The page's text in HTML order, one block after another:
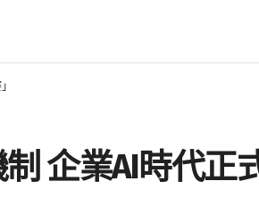
企業AI時代正